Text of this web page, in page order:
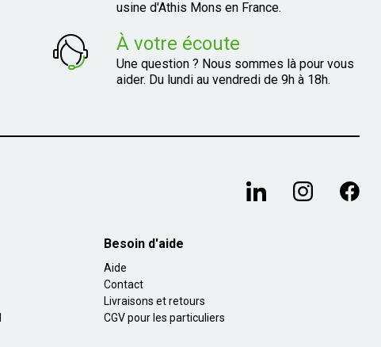
usine d'Athis Mons en France.
À votre écoute
Une question ? Nous sommes là pour vous
aider. Du lundi au vendredi de 9h à 18h.
Besoin d'aide
Aide
Contact
Livraisons et retours
CGV pour les particuliers